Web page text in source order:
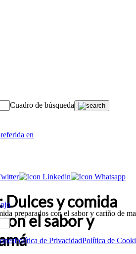
Cuadro de búsqueda
preparados con el sabor y cariño de
Política de PrivacidadPolítica de
en
y comida
el sabor y